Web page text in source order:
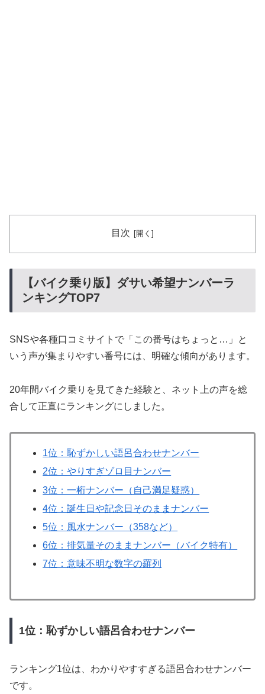
目次
【バイク乗り版】ダサい希望ナンバーラ
ンキングTOP7
SNSや各種口コミサイトで「この番号はちょっと…」と
いう声が集まりやすい番号には、明確な傾向があります。
20年間バイク乗りを見てきた経験と、ネット上の声を総
合して正直にランキングにしました。
1位：恥ずかしい語呂合わせナンバー
2位：やりすぎゾロ目ナンバー
3位：一桁ナンバー（自己満足疑惑）
4位：誕生日や記念日そのままナンバー
5位：風水ナンバー（358など）
6位：排気量そのままナンバー（バイク特有）
7位：意味不明な数字の羅列
1位：恥ずかしい語呂合わせナンバー
ランキング1位は、わかりやすすぎる語呂合わせナンバー
です。